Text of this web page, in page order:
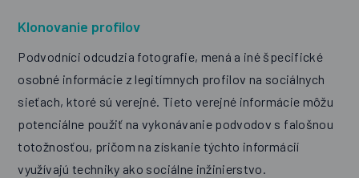
Klonovanie profilov
Podvodníci odcudzia fotografie, mená a iné špecifické
osobné informácie z legitímnych profilov na sociálnych
sieťach, ktoré sú verejné. Tieto verejné informácie môžu
potenciálne použiť na vykonávanie podvodov s falošnou
totožnosťou, pričom na získanie týchto informácií
využívajú techniky ako sociálne inžinierstvo.